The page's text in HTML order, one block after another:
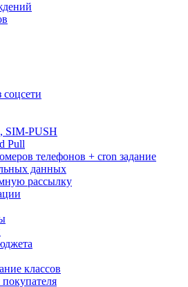
соцсети
SIM-PUSH
Pull
телефонов + cron задание
данных
рассылку
классов